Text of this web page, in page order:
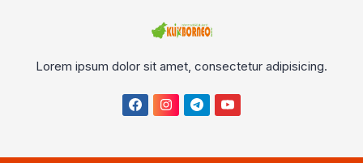
Lorem ipsum dolor sit amet, consectetur adipisicing.